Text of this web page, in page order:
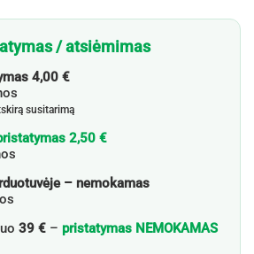
/ atsiėmimas
4,00 €
susitarimą
2,50 €
– nemokamas
39 € – pristatymas NEMOKAMAS